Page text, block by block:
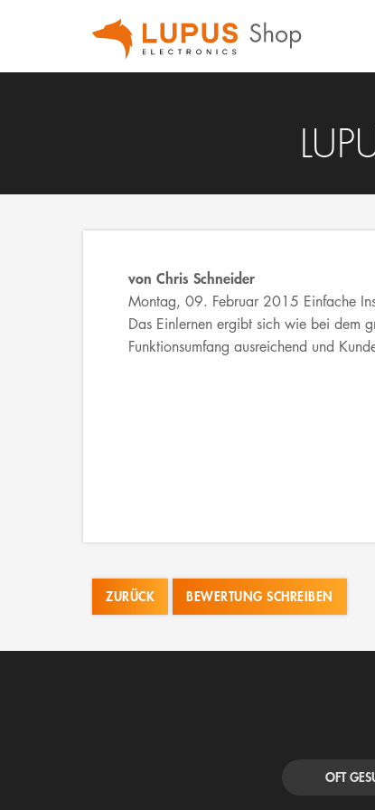
von Chris Schneider
Montag, 09. Februar 2015 Einfache
Das Einlernen ergibt sich wie bei dem
Funktionsumfang ausreichend und
ZURÜCK BEWERTUNG SCHREIBEN
OFT